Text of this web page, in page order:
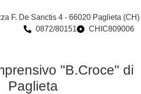
F. De Sanctis 4 - 66020 Paglieta (CH)
0872/80151 CHIC809006
"B.Croce" di
Paglieta